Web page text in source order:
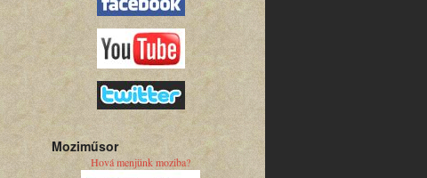
Moziműsor
Hová menjünk moziba?